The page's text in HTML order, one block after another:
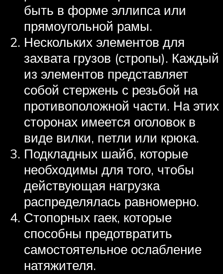
быть в форме эллипса или
прямоугольной рамы.
Нескольких элементов для
захвата грузов (стропы). Каждый
из элементов представляет
собой стержень с резьбой на
противоположной части. На этих
сторонах имеется оголовок в
виде вилки, петли или крюка.
Подкладных шайб, которые
необходимы для того, чтобы
действующая нагрузка
распределялась равномерно.
Стопорных гаек, которые
способны предотвратить
самостоятельное ослабление
натяжителя.